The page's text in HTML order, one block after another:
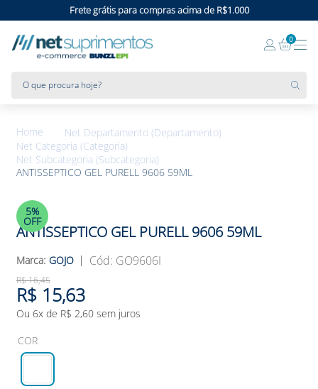
Frete grátis para compras acima de R$1.000
0
Net Departamento (Departamento)
Net Categoria (Categoria)
Net Subcategoria (Subcategoria)
ANTISSEPTICO GEL PURELL 9606 59ML
5%
OFF
ANTISSEPTICO GEL PURELL 9606 59ML
GOJO : GO9606I
R$16,45
R$ 15,63
Ou 6x de R$ 2,60 sem juros
COR